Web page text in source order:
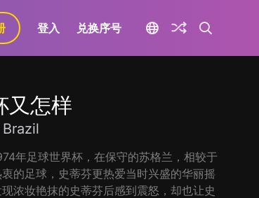
登入 兑换序号
又怎样
年足球世界杯，在保守的苏格兰，相较于
的足球，史蒂芬更热爱当时兴盛的华丽摇
浓妆艳抹的史蒂芬后感到震怒，却也让史